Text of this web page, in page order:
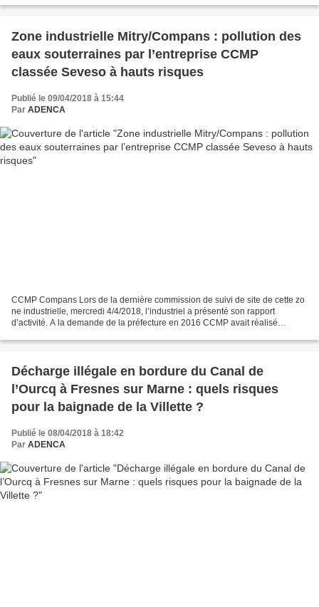
Zone industrielle Mitry/Compans : pollution des
eaux souterraines par l’entreprise CCMP
classée Seveso à hauts risques
Publié le 09/04/2018 à 15:44
Par ADENCA
CCMP Compans Lors de la dernière commission de suivi de site de cette zo
ne industrielle, mercredi 4/4/2018, l’industriel a présenté son rapport
d’activité. A la demande de la préfecture en 2016 CCMP avait réalisé
Décharge illégale en bordure du Canal de
l’Ourcq à Fresnes sur Marne : quels risques
pour la baignade de la Villette ?
Publié le 08/04/2018 à 18:42
Par ADENCA